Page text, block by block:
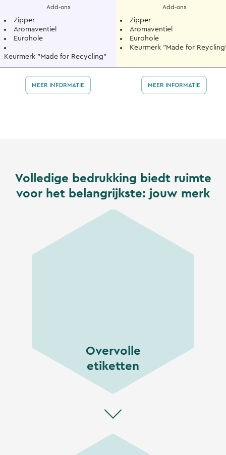
Add-ons
Zipper
Aromaventiel
Eurohole
Keurmerk "Made for Recycling"
Add-ons
Zipper
Aromaventiel
Eurohole
Keurmerk "Made for
MEER INFORMATIE MEER INFORMATIE
Volledige bedrukking biedt ruimte
voor het belangrijkste: jouw merk
Overvolle
etiketten